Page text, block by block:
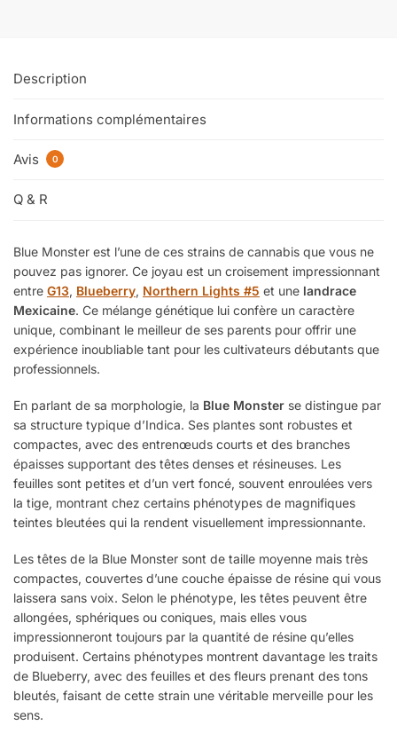
Description
Informations complémentaires
Avis 0
Q & R
Blue Monster est l’une de ces strains de cannabis que vous ne
pouvez pas ignorer. Ce joyau est un croisement impressionnant
entre G13, Blueberry, Northern Lights #5 et une landrace
Mexicaine. Ce mélange génétique lui confère un caractère
unique, combinant le meilleur de ses parents pour offrir une
expérience inoubliable tant pour les cultivateurs débutants que
professionnels.
En parlant de sa morphologie, la Blue Monster se distingue par
sa structure typique d’Indica. Ses plantes sont robustes et
compactes, avec des entrenœuds courts et des branches
épaisses supportant des têtes denses et résineuses. Les
feuilles sont petites et d’un vert foncé, souvent enroulées vers
la tige, montrant chez certains phénotypes de magnifiques
teintes bleutées qui la rendent visuellement impressionnante.
Les têtes de la Blue Monster sont de taille moyenne mais très
compactes, couvertes d’une couche épaisse de résine qui vous
laissera sans voix. Selon le phénotype, les têtes peuvent être
allongées, sphériques ou coniques, mais elles vous
impressionneront toujours par la quantité de résine qu’elles
produisent. Certains phénotypes montrent davantage les traits
de Blueberry, avec des feuilles et des fleurs prenant des tons
bleutés, faisant de cette strain une véritable merveille pour les
sens.